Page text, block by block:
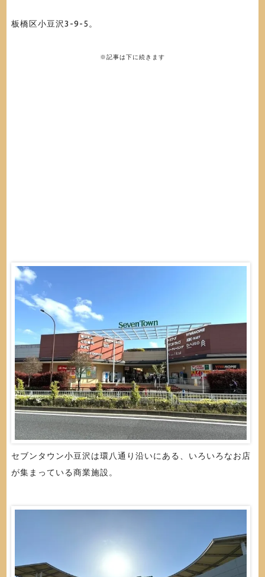
板橋区小豆沢3-9-5。
※記事は下に続きます
セブンタウン小豆沢は環八通り沿いにある、いろいろなお店
が集まっている商業施設。